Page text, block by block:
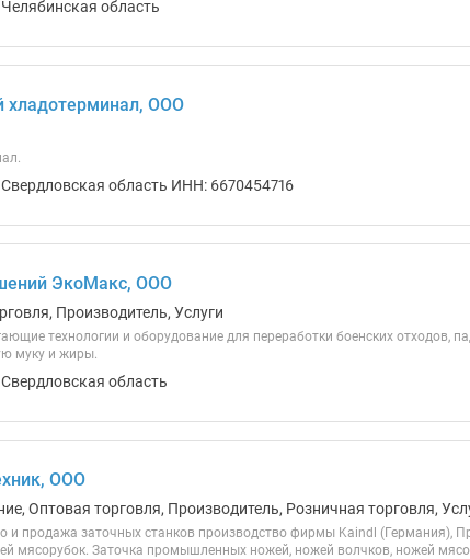
область
хладотерминал, ООО
область ИНН: 6670454716
ЭкоМакс, ООО
Производитель, Услуги
технологии и оборудование для переработки боенских отходов,
муку и жиры.
область
ООО
Оптовая торговля, Производитель, Розничная торговля,
и продажа заточных станков производство фирмы Kaindl (Германия),
мясорубок. Заточка промышленных ножей, ножей волчков, ножей